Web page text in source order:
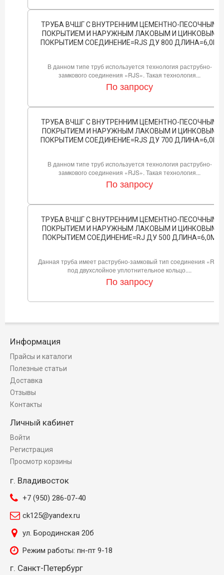
ТРУБА ВЧШГ С ВНУТРЕННИМ ЦЕМЕНТНО-ПЕСОЧНЫМ
ПОКРЫТИЕМ И НАРУЖНЫМ ЛАКОВЫМ И ЦИНКОВЫМ
ПОКРЫТИЕМ СОЕДИНЕНИЕ=RJS ДУ 800 ДЛИНА=6,0М
В данном типе труб используется технология раструбно-
замкового соединения «RJS». Такая технология...
По запросу
ТРУБА ВЧШГ С ВНУТРЕННИМ ЦЕМЕНТНО-ПЕСОЧНЫМ
ПОКРЫТИЕМ И НАРУЖНЫМ ЛАКОВЫМ И ЦИНКОВЫМ
ПОКРЫТИЕМ СОЕДИНЕНИЕ=RJS ДУ 700 ДЛИНА=6,0М
В данном типе труб используется технология раструбно-
замкового соединения «RJS». Такая технология...
По запросу
ТРУБА ВЧШГ С ВНУТРЕННИМ ЦЕМЕНТНО-ПЕСОЧНЫМ
ПОКРЫТИЕМ И НАРУЖНЫМ ЛАКОВЫМ И ЦИНКОВЫМ
ПОКРЫТИЕМ СОЕДИНЕНИЕ=RJ ДУ 500 ДЛИНА=6,0М
Данная труба имеет раструбно-замковый тип соединения «RJ»
под двухслойное уплотнительное кольцо....
По запросу
Информация
Прайсы и каталоги
Полезные статьи
Доставка
Отзывы
Контакты
Личный кабинет
Войти
Регистрация
Просмотр корзины
г. Владивосток
+7 (950) 286-07-40
ck125@yandex.ru
ул. Бородинская 20б
Режим работы: пн-пт 9-18
г. Санкт-Петербург